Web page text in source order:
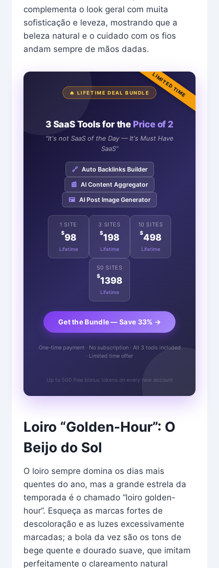
complementa o look geral com muita
sofisticação e leveza, mostrando que a
beleza natural e o cuidado com os fios
andam sempre de mãos dadas.
LIMITED TIME
🔥 LIFETIME DEAL BUNDLE
3 SaaS Tools for the Price of 2
"It's not SaaS of the Day — It's Must Have
SaaS"
🔗 Auto Backlinks Builder
📰 AI Content Aggregator
🖼️ AI Post Image Generator
1 SITE
$98
Lifetime
3 SITES
$198
Lifetime
10 SITES
$498
Lifetime
50 SITES
$1398
Lifetime
Get the Bundle — Save 33% →
One-time payment · No subscription · All 3 tools included
· Limited time offer
Up to 500 free bonus tokens on every new account
Loiro “Golden-Hour”: O
Beijo do Sol
O loiro sempre domina os dias mais
quentes do ano, mas a grande estrela da
temporada é o chamado “loiro golden-
hour”. Esqueça as marcas fortes de
descoloração e as luzes excessivamente
marcadas; a bola da vez são os tons de
bege quente e dourado suave, que imitam
perfeitamente o clareamento natural